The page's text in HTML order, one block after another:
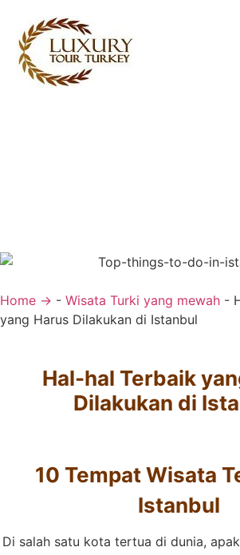
Home → - Wisata Turki yang mewah -
yang Harus Dilakukan di Istanbul
Hal-hal Terbaik
Dilakukan di
10 Tempat Wisata
Istanbul
Di salah satu kota tertua di dunia,